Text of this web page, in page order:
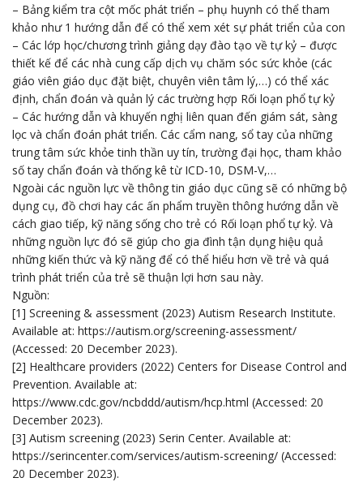
– Bảng kiểm tra cột mốc phát triển – phụ huynh có thể tham
khảo như 1 hướng dẫn để có thể xem xét sự phát triển của con
– Các lớp học/chương trình giảng dạy đào tạo về tự kỷ – được
thiết kế để các nhà cung cấp dịch vụ chăm sóc sức khỏe (các
giáo viên giáo dục đặt biệt, chuyên viên tâm lý,…) có thể xác
định, chẩn đoán và quản lý các trường hợp Rối loạn phổ tự kỷ
– Các hướng dẫn và khuyến nghị liên quan đến giám sát, sàng
lọc và chẩn đoán phát triển. Các cẩm nang, sổ tay của những
trung tâm sức khỏe tinh thần uy tín, trường đại học, tham khảo
số tay chẩn đoán và thống kê từ ICD-10, DSM-V,…
Ngoài các nguồn lực về thông tin giáo dục cũng sẽ có những bộ
dụng cụ, đồ chơi hay các ấn phẩm truyền thông hướng dẫn về
cách giao tiếp, kỹ năng sống cho trẻ có Rối loạn phổ tự kỷ. Và
những nguồn lực đó sẽ giúp cho gia đình tận dụng hiệu quả
những kiến thức và kỹ năng để có thể hiểu hơn về trẻ và quá
trình phát triển của trẻ sẽ thuận lợi hơn sau này.
Nguồn:
[1] Screening & assessment (2023) Autism Research Institute.
Available at: https://autism.org/screening-assessment/
(Accessed: 20 December 2023).
[2] Healthcare providers (2022) Centers for Disease Control and
Prevention. Available at:
https://www.cdc.gov/ncbddd/autism/hcp.html (Accessed: 20
December 2023).
[3] Autism screening (2023) Serin Center. Available at:
https://serincenter.com/services/autism-screening/ (Accessed:
20 December 2023).